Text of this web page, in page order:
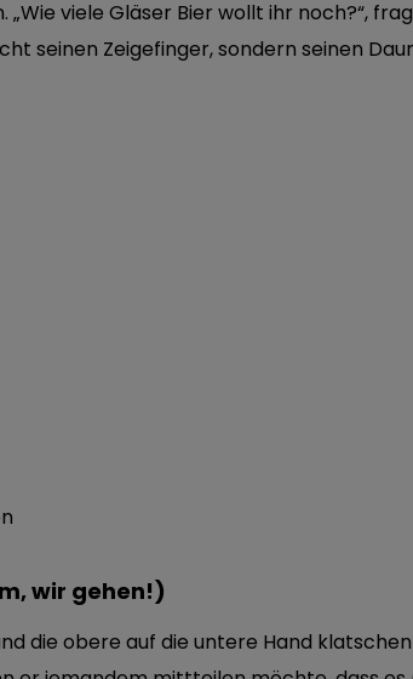
viele Gläser Bier wollt ihr noch?“,
seinen Zeigefinger, sondern seinen
wir gehen!)
die obere auf die untere Hand